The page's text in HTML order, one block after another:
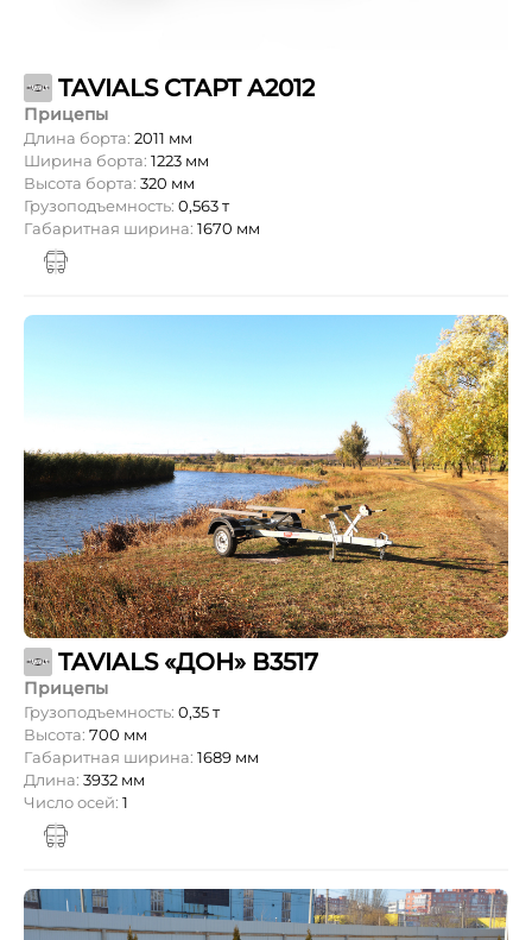
TAVIALS СТАРТ А2012
Прицепы
Длина борта: 2011 мм
Ширина борта: 1223 мм
Высота борта: 320 мм
Грузоподъемность: 0,563 т
Габаритная ширина: 1670 мм
TAVIALS «ДОН» В3517
Прицепы
Грузоподъемность: 0,35 т
Высота: 700 мм
Габаритная ширина: 1689 мм
Длина: 3932 мм
Число осей: 1